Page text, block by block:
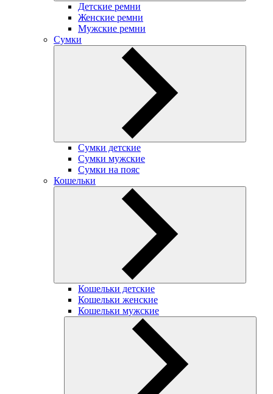
Детские ремни
Женские ремни
Мужские ремни
Сумки
Сумки детские
Сумки мужские
Сумки на пояс
Кошельки
Кошельки детские
Кошельки женские
Кошельки мужские